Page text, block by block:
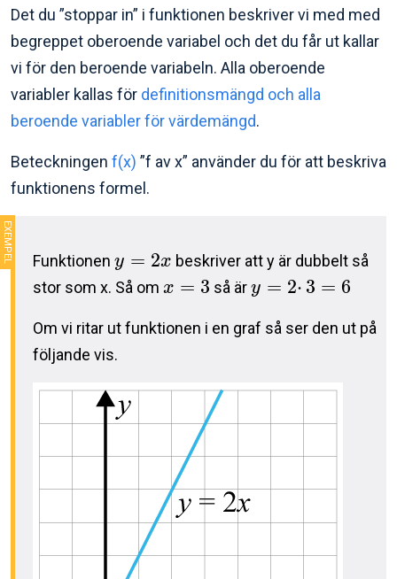
Det du ”stoppar in” i funktionen beskriver vi med med
begreppet oberoende variabel och det du får ut kallar
vi för den beroende variabeln. Alla oberoende
variabler kallas för definitionsmängd och alla
beroende variabler för värdemängd.
Beteckningen f(x) ”f av x” använder du för att beskriva
funktionens formel.
Funktionen y = 2x beskriver att y är dubbelt så
stor som x. Så om x = 3 så äry = 2⋅ 3 = 6
Om vi ritar ut funktionen i en graf så ser den ut på
följande vis.